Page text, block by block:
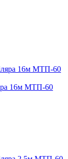
16м МТП-60